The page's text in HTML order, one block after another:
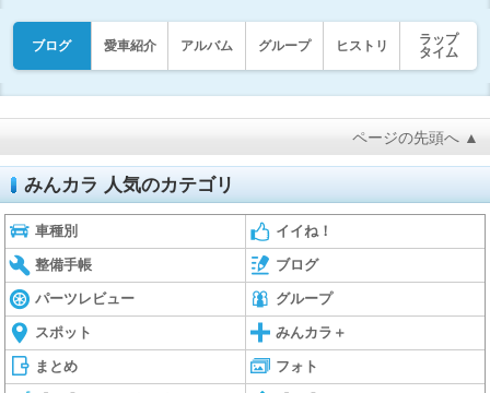
ブログ 愛車紹介 アルバム グループ ヒストリ
ラップ
タイム
ページの先頭へ ▲
みんカラ 人気のカテゴリ
車種別 イイね！
整備手帳 ブログ
パーツレビュー グループ
スポット みんカラ＋
まとめ フォト